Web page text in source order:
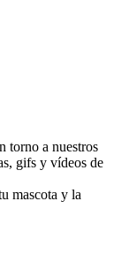
torno a nuestros
gifs y vídeos de
mascota y la